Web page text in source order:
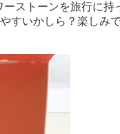
ストーンを旅行に
すいかしら？楽しみで